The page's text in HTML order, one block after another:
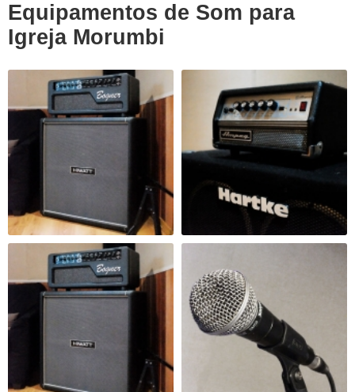
Equipamentos de Som para
Igreja Morumbi